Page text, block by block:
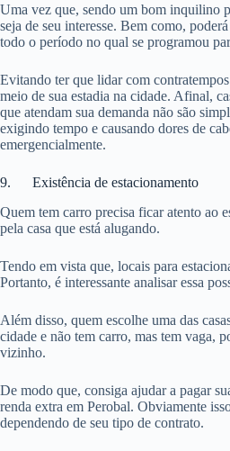
Uma vez que, sendo um bom inquilino
seja de seu interesse. Bem como,
todo o período no qual se programou
Evitando ter que lidar com
meio de sua estadia na cidade. Afinal,
que atendam sua demanda não são
exigindo tempo e causando dores de
emergencialmente.
9. Existência de estacionamento
Quem tem carro precisa ficar atento ao
pela casa que está alugando.
Tendo em vista que, locais para
Portanto, é interessante analisar essa
Além disso, quem escolhe uma das
cidade e não tem carro, mas tem vaga,
vizinho.
De modo que, consiga ajudar a pagar
renda extra em Perobal. Obviamente
dependendo de seu tipo de contrato.